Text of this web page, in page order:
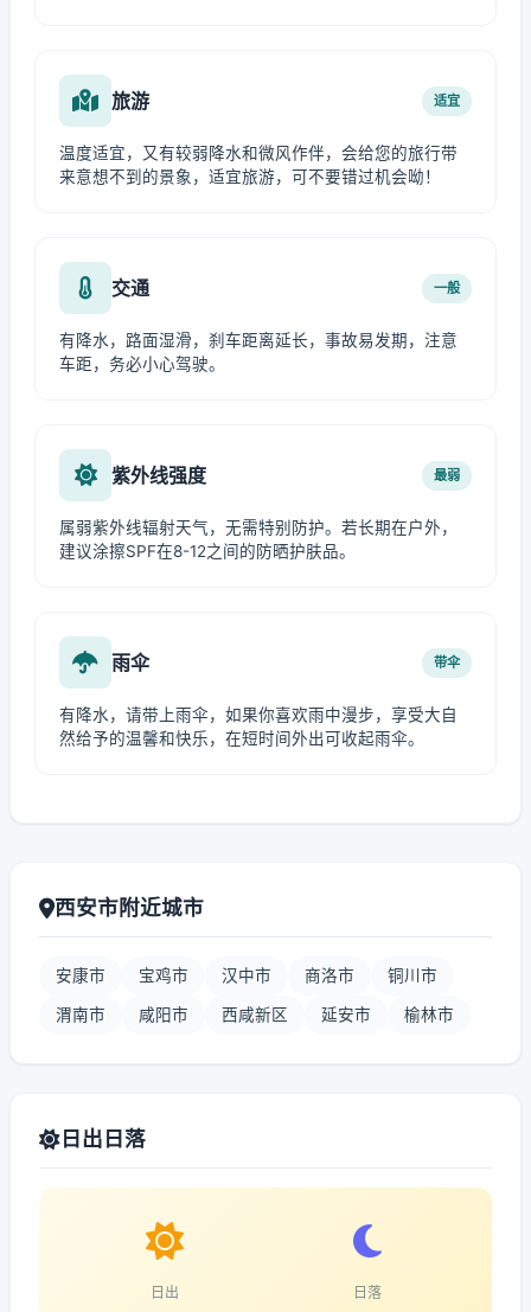
旅游 适宜
温度适宜，又有较弱降水和微风作伴，会给您的旅行带
来意想不到的景象，适宜旅游，可不要错过机会呦！
交通 一般
有降水，路面湿滑，刹车距离延长，事故易发期，注意
车距，务必小心驾驶。
紫外线强度 最弱
属弱紫外线辐射天气，无需特别防护。若长期在户外，
建议涂擦SPF在8-12之间的防晒护肤品。
雨伞 带伞
有降水，请带上雨伞，如果你喜欢雨中漫步，享受大自
然给予的温馨和快乐，在短时间外出可收起雨伞。
西安市附近城市
安康市 宝鸡市 汉中市 商洛市 铜川市
渭南市 咸阳市 西咸新区 延安市 榆林市
日出日落
日出 日落